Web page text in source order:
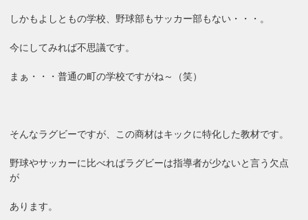
しかもよしともの学校、野球部もサッカー部もない・・・。
今にしてみれば不思議です。
まぁ・・・普通の町の学校ですがね～（笑）
そんなラグビーですが、この商材はキックに特化した教材です。
野球やサッカーに比べればラグビーは指導者が少ないと言う欠点
が
あります。